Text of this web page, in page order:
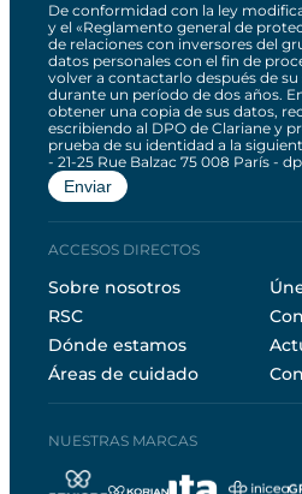
De conformidad con la ley
y el «Reglamento general de
de relaciones con inversores del
datos personales con el fin de
volver a contactarlo después de
durante un período de dos años.
obtener una copia de sus datos,
escribiendo al DPO de Clariane y
prueba de su identidad a la
- 21-25 Rue Balzac 75 008 París -
ACCESOS DIRECTOS
Sobre nosotros
RSC
Dónde estamos
Áreas de cuidado
NUESTRAS MARCAS